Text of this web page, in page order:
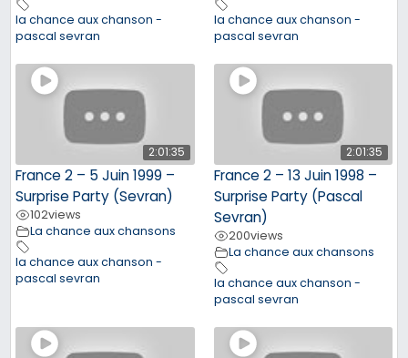
la chance aux chanson -
pascal sevran
la chance aux chanson -
pascal sevran
2:01:35
France 2 – 5 Juin 1999 –
Surprise Party (Sevran)
102views
La chance aux chansons
la chance aux chanson -
pascal sevran
2:01:35
France 2 – 13 Juin 1998 –
Surprise Party (Pascal
Sevran)
200views
La chance aux chansons
la chance aux chanson -
pascal sevran